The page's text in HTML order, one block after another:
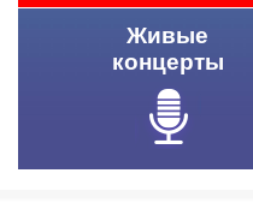
Живые
концерты